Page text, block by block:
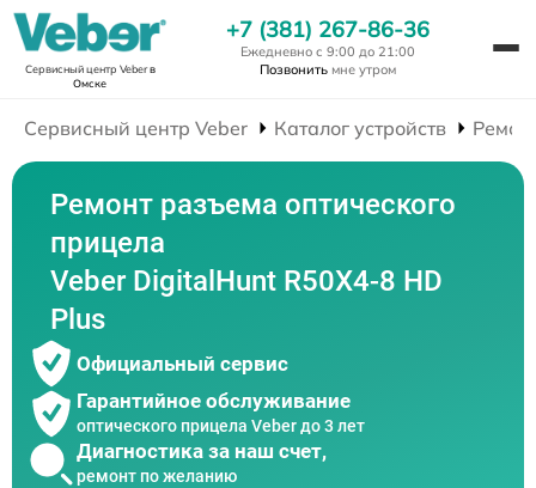
Сервисный центр Veberв
Омске
+7 (381) 267-86-36
Ежедневно с 9:00 до 21:00
Позвонить мне утром
Сервисный центр Veber Каталог устройств
Ремонт разъема оптического
прицела
Veber DigitalHunt R50X4-8 HD
Plus
Официальный сервис
Гарантийное обслуживание
оптического прицела Veber до 3 лет
Диагностика за наш счет,
ремонт по желанию